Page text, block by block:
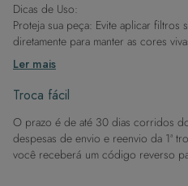
Dicas de Uso:
Proteja sua peça: Evite aplicar filtros
diretamente para manter as cores
Após a piscina: Lembre-se de que o
então enxague após sair da água.
Evite superfícies ásperas: Para
Dicas de Lavagem:
Lave rapidamente: Assim que
À mão e com cuidado: Use água
Ler mais
Troca fácil
O prazo é de até 30 dias corridos
despesas de envio e reenvio da 1ª
você receberá um código reverso